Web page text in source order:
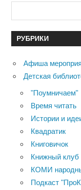
РУБРИКИ
Афиша
Детская
"Поумничаем"
Время читать
Истории и
Квадратик
Книговичок
Книжный клуб
КОМИ
Подкаст